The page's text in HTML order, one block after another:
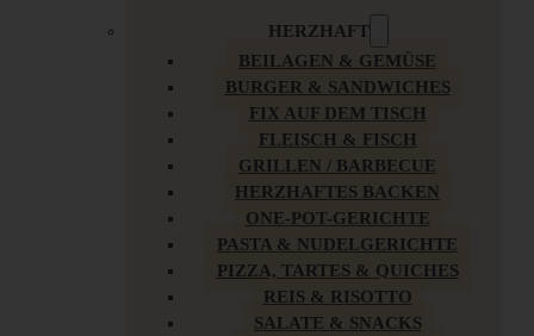
HERZHAFT
BEILAGEN & GEMÜSE
BURGER & SANDWICHES
FIX AUF DEM TISCH
FLEISCH & FISCH
GRILLEN / BARBECUE
HERZHAFTES BACKEN
ONE-POT-GERICHTE
PASTA & NUDELGERICHTE
PIZZA, TARTES & QUICHES
REIS & RISOTTO
SALATE & SNACKS